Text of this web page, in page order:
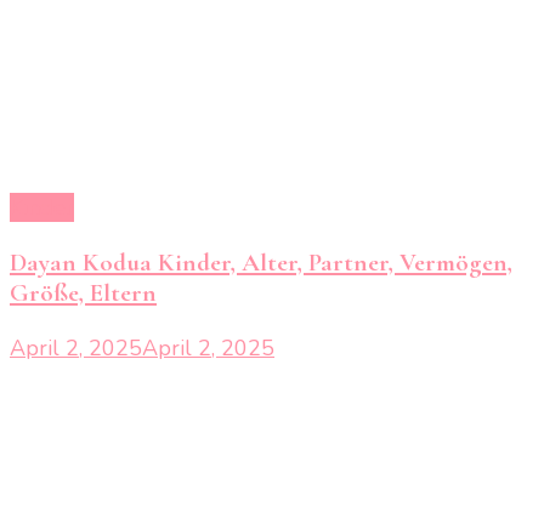
Dayan Kodua Kinder, Alter, Partner, Vermögen,
Größe, Eltern
April 2, 2025April 2, 2025